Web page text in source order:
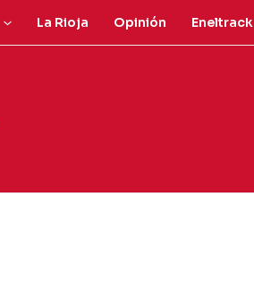
La Rioja Opinión Eneltrack